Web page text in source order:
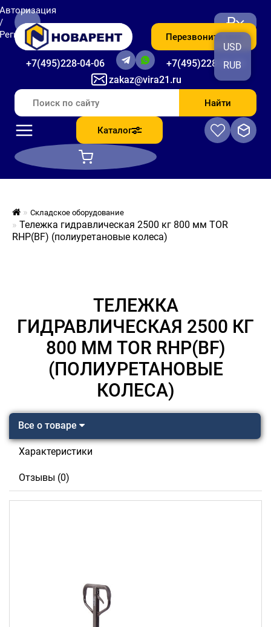
zakaz@vira21.ru
+7(495)228-04-06 +7(495)228-06-56
Перезвоните мне
₽
USD
RUB
Найти
Каталог
Складское оборудование
Тележка гидравлическая 2500 кг 800 мм TOR
RHP(BF) (полиуретановые колеса)
ТЕЛЕЖКА
ГИДРАВЛИЧЕСКАЯ 2500 КГ
800 ММ TOR RHP(BF)
(ПОЛИУРЕТАНОВЫЕ
КОЛЕСА)
Все о товаре
Характеристики
Отзывы (0)